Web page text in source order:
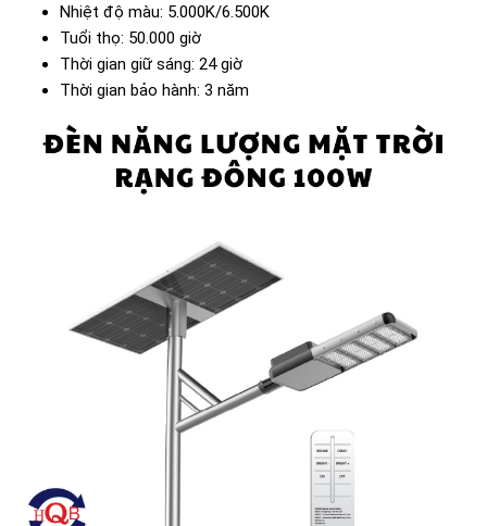
Nhiệt độ màu: 5.000K/6.500K
Tuổi thọ: 50.000 giờ
Thời gian giữ sáng: 24 giờ
Thời gian bảo hành: 3 năm